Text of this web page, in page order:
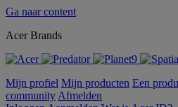
Ga naar content
Acer Brands
Mijn profiel Mijn producten Een
community Afmelden